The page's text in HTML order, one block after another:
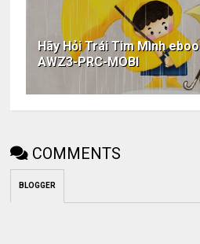
Hãy Hỏi Trái Tim Mình
AWZ3-PRC-MOBI
COMMENTS
BLOGGER